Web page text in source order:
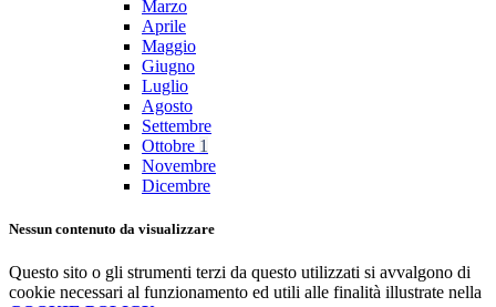
Marzo
Aprile
Maggio
Giugno
Luglio
Agosto
Settembre
Ottobre 1
Novembre
Dicembre
Nessun contenuto da visualizzare
Questo sito o gli strumenti terzi da questo utilizzati si avvalgono di
cookie necessari al funzionamento ed utili alle finalità illustrate nella